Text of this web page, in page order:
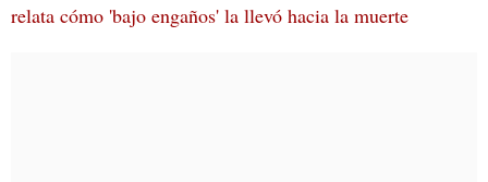
relata cómo 'bajo engaños' la llevó hacia la muerte